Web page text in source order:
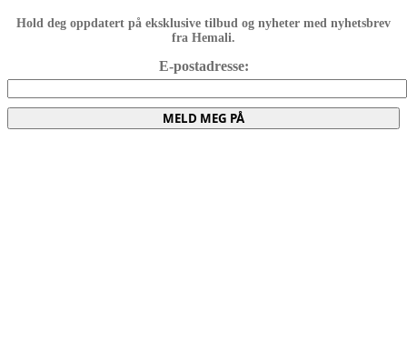
Hold deg oppdatert på eksklusive tilbud og nyheter med nyhetsbrev
fra Hemali.
E-postadresse:
MELD MEG PÅ